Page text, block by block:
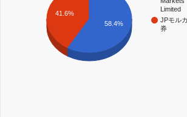
Limited
JPモル
券
41.6%
58.4%